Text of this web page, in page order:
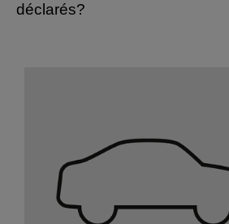
déclarés?